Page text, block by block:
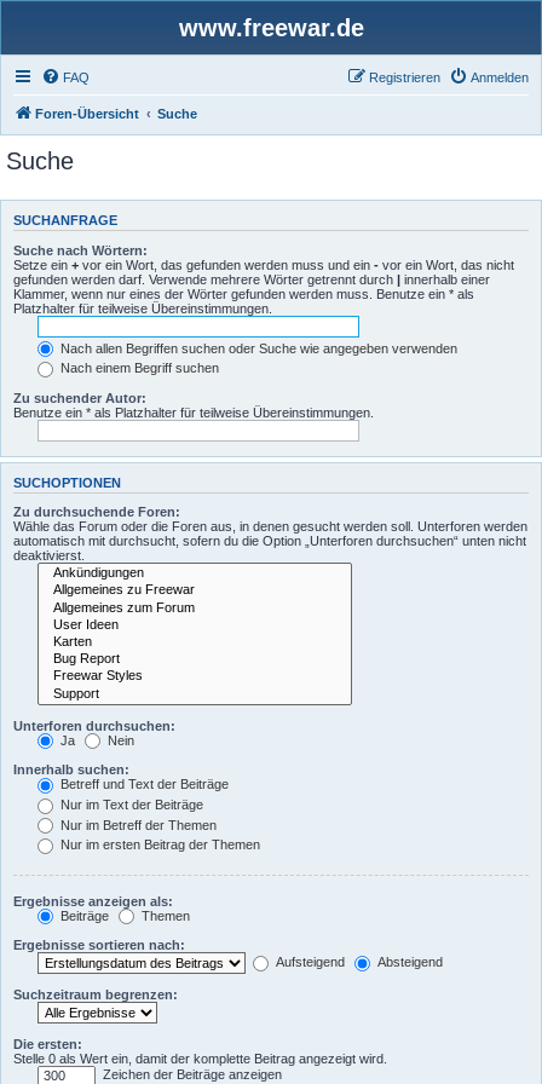
www.freewar.de
FAQ Anmelden
Registrieren
Foren-Übersicht Suche
Suche
SUCHANFRAGE
Suche nach Wörtern:
Setze ein + vor ein Wort, das gefunden werden muss und ein - vor ein Wort, das nicht
gefunden werden darf. Verwende mehrere Wörter getrennt durch | innerhalb einer
Klammer, wenn nur eines der Wörter gefunden werden muss. Benutze ein * als
Platzhalter für teilweise Übereinstimmungen.
Nach allen Begriffen suchen oder Suche wie angegeben verwenden
Nach einem Begriff suchen
Zu suchender Autor:
Benutze ein * als Platzhalter für teilweise Übereinstimmungen.
SUCHOPTIONEN
Zu durchsuchende Foren:
Wähle das Forum oder die Foren aus, in denen gesucht werden soll. Unterforen werden
automatisch mit durchsucht, sofern du die Option „Unterforen durchsuchen“ unten nicht
deaktivierst.
Unterforen durchsuchen:
Ja
Nein
Innerhalb suchen:
Betreff und Text der Beiträge
Nur im Text der Beiträge
Nur im Betreff der Themen
Nur im ersten Beitrag der Themen
Ergebnisse anzeigen als:
Beiträge
Themen
Ergebnisse sortieren nach:
Aufsteigend
Absteigend
Suchzeitraum begrenzen:
Die ersten:
Stelle 0 als Wert ein, damit der komplette Beitrag angezeigt wird.
Zeichen der Beiträge anzeigen